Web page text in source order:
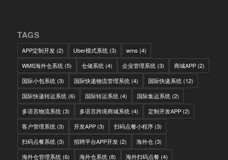
TAGS
APP定制开发(2) Uber模式系统(3) wms (4)
WMS海外仓系统(5) 仓储系统(4) 企业管理系统(3) 商城APP(2)
国际小包系统(3) 国际快递物流管理系统(4) 国际快递系统(12)
国际快递转运系统(6) 国际转运系统(4) 国际集运系统(2)
多语言物流系统(3) 多语言跨境商城系统(4) 定制开发APP(2)
客户管理系统(3) 开发APP(3) 扫码点餐小程序(3)
扫码点餐系统(3) 招聘平台APP开发(2) 海外仓(3)
海外仓管理系统(6) 海外仓系统(8) 海外扫码点餐(4)